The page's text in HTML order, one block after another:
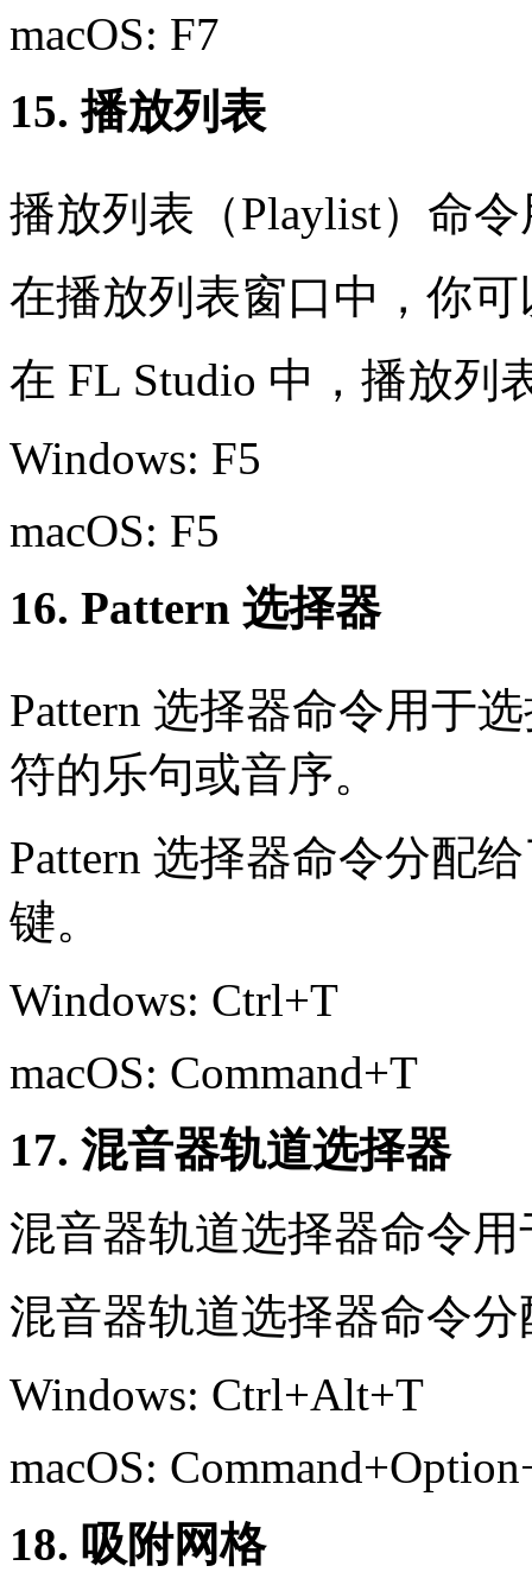
macOS: F7
15. 播放列表
播放列表（Playlist）命
在播放列表窗口中，你
在 FL Studio 中，播放列
Windows: F5
macOS: F5
16. Pattern 选择器
Pattern 选择器命令用于
符的乐句或音序。
Pattern 选择器命令分配
键。
Windows: Ctrl+T
macOS: Command+T
17. 混音器轨道选择器
混音器轨道选择器命令
混音器轨道选择器命令
Windows: Ctrl+Alt+T
macOS:
18. 吸附网格